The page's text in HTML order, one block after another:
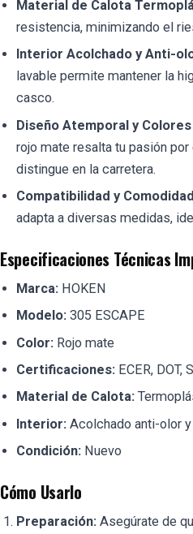
Material de Calota
resistencia, minimizando el
Interior Acolchado y Anti-
lavable permite mantener la
casco.
Diseño Atemporal y
rojo mate resalta tu pasión
distingue en la carretera.
Compatibilidad y
adapta a diversas medidas,
Especificaciones Técnicas
Marca: HOKEN
Modelo: 305 ESCAPE
Color: Rojo mate
Certificaciones: ECER, DOT,
Material de Calota:
Interior: Acolchado anti-olor
Condición: Nuevo
Cómo Usarlo
Preparación: Asegúrate de